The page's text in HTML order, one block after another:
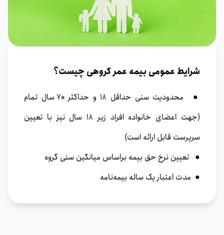
شرایط عمومی بیمه عمر گروهی چیست؟
● محدودیت سنی حداقل 18 و حداکثر 70 سال تمام
(جهت اعضای خانواده افراد زیر 18 سال نیز با تعیین
سرپرست قابل ارائه است)
● تعیین نرخ حق بیمه براساس میانگین سنی گروه
● مدت اعتبار یک ساله بیمه‌نامه